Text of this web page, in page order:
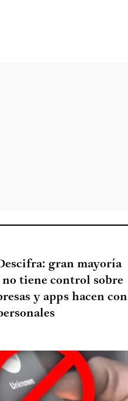
gran mayoría
no tiene control sobre
y apps hacen con